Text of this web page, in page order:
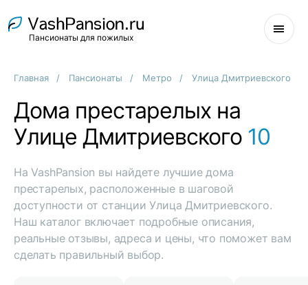
Пансионаты для пожилых
Главная Пансионаты Метро Улица Дмитриевского
Дома престарелых на
Улице Дмитриевского 10
На VashPansion вы найдете лучшие дома
престарелых, расположенные в шаговой
доступности от станции Улица Дмитриевского.
Наш каталог включает подробные описания,
реальные отзывы, адреса и цены, что поможет вам
сделать правильный выбор.